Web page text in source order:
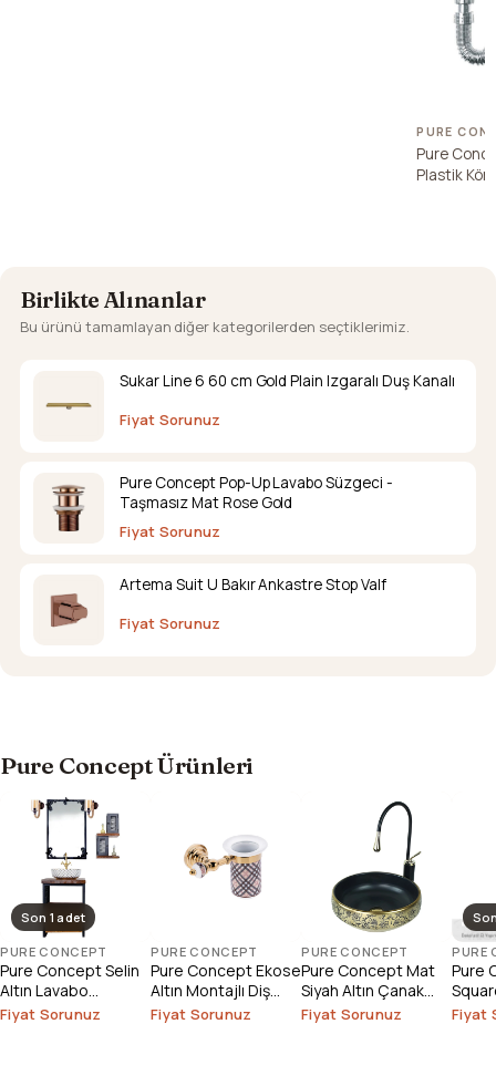
PURE
Pure
Plastik
Birlikte Alınanlar
Bu ürünü tamamlayan diğer kategorilerden seçtiklerimiz.
Sukar Line 6 60 cm Gold Plain Izgaralı Duş Kanalı
Fiyat Sorunuz
Pure Concept Pop-Up Lavabo Süzgeci -
Taşmasız Mat Rose Gold
Fiyat Sorunuz
Artema Suit U Bakır Ankastre Stop Valf
Fiyat Sorunuz
Pure Concept Ürünleri
Son 1 adet
PURE CONCEPT
Pure Concept Selin
Altın Lavabo
Bataryası (Outlet)
Fiyat Sorunuz
PURE CONCEPT
Pure Concept Ekose
Altın Montajlı Diş
Fırçalık
Fiyat Sorunuz
PURE CONCEPT
Pure Concept Mat
Siyah Altın Çanak
Lavabo
Fiyat Sorunuz
PURE
Pure
Fiyat